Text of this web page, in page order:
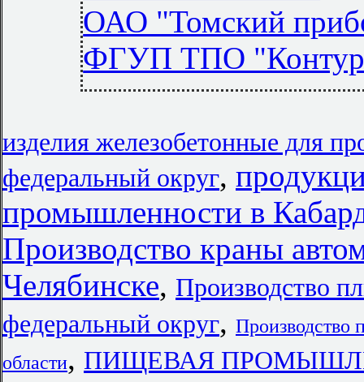
ОАО "Томский
ФГУП ТПО
изделия железобетонные для
федеральный округ,
промышленности в
Производство краны
Челябинске, Производство
федеральный округ, Производство
области, ПИЩЕВАЯ